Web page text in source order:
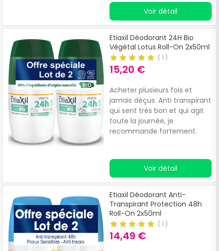
formule haute tolérance à
base de glycérine et d’un
complexe d’actifs ciblés,
assure une protection longue
durée tout en prévenant la
formation de traces
blanches et jaunes sur les
vêtements.
Voir détail
Etiaxil Déodorant 24H Bio
Végétal Lotus Roll-On 2x50ml
( 1 )
15,20 €
Acheter plusieurs fois et
jamais déçus. Anti transpirant
qui sent très bon et qui agit
toute la journée, je
recommande fortement.
Voir détail
Etiaxil Déodorant Anti-
Transpirant Protection 48h
Roll-On 2x50ml
( 1 )
14,49 €